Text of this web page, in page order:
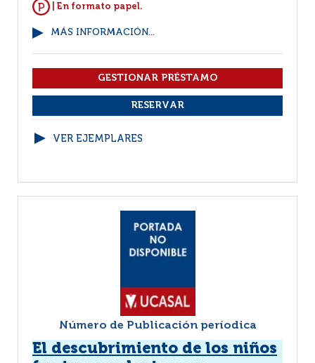
| En formato papel.
MÁS INFORMACIÓN...
VER EJEMPLARES
Número de Publicación períodica
El descubrimiento de los niños